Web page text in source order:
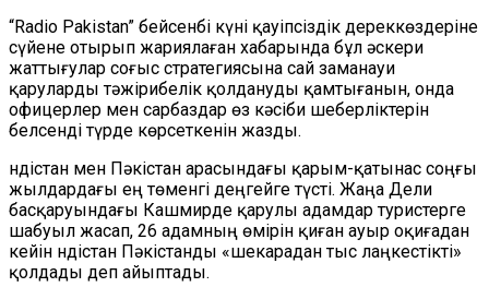
“Radio Pakistan” бейсенбі күні қауіпсіздік дереккөздеріне
сүйене отырып жариялаған хабарында бұл әскери
жаттығулар соғыс стратегиясына сай заманауи
қаруларды тәжірибелік қолдануды қамтығанын, онда
офицерлер мен сарбаздар өз кәсіби шеберліктерін
белсенді түрде көрсеткенін жазды.
Үндістан мен Пәкістан арасындағы қарым-қатынас соңғы
жылдардағы ең төменгі деңгейге түсті. Жаңа Дели
басқаруындағы Кашмирде қарулы адамдар туристерге
шабуыл жасап, 26 адамның өмірін қиған ауыр оқиғадан
кейін Үндістан Пәкістанды «шекарадан тыс лаңкестікті»
қолдады деп айыптады.